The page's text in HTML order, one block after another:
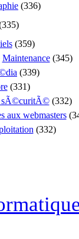
(336)
335)
(359)
Maintenance(345)
(339)
(331)
sÃ©curitÃ©(332)
aux webmasters(
(332)